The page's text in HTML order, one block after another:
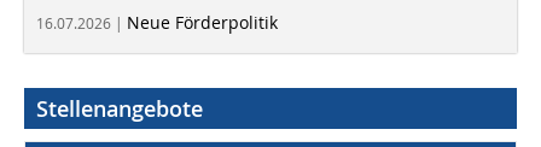
16.07.2026 | Neue Förderpolitik
Stellenangebote